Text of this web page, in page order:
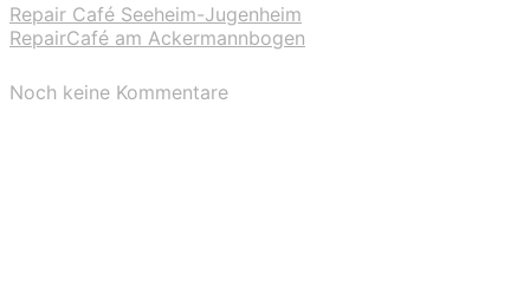
Repair Café Seeheim-Jugenheim
RepairCafé am Ackermannbogen
Noch keine Kommentare